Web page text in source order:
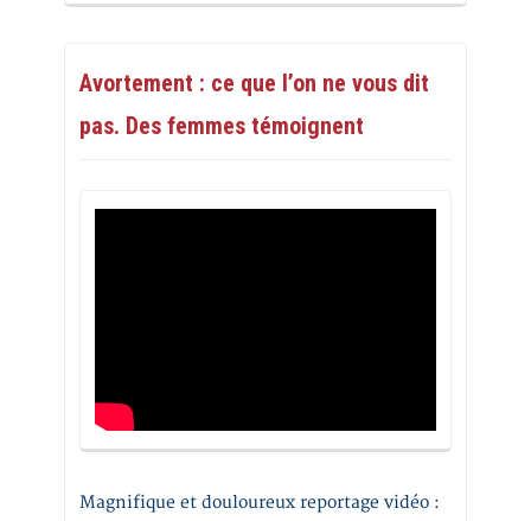
Avortement : ce que l’on ne vous dit
pas. Des femmes témoignent
Magnifique et douloureux reportage vidéo :